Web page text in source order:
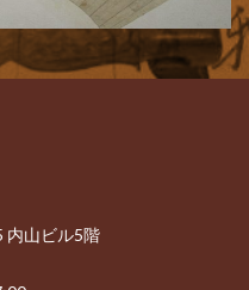
内山ビル5階